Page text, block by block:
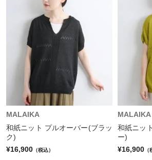
MALAIKA
和紙ニット プルオーバー(ブラッ
ク)
¥16,900 （税込）
MALAIKA
和紙ニッ
ー)
¥16,900 （